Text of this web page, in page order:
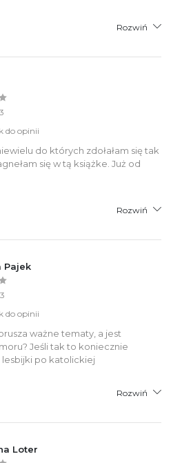
Rozwiń
do opinii
do których zdołałam się tak
się w tą książke. Już od
Rozwiń
Pajek
do opinii
ważne tematy, a jest
Jeśli tak to koniecznie
lesbijki po katolickiej
Rozwiń
Loter